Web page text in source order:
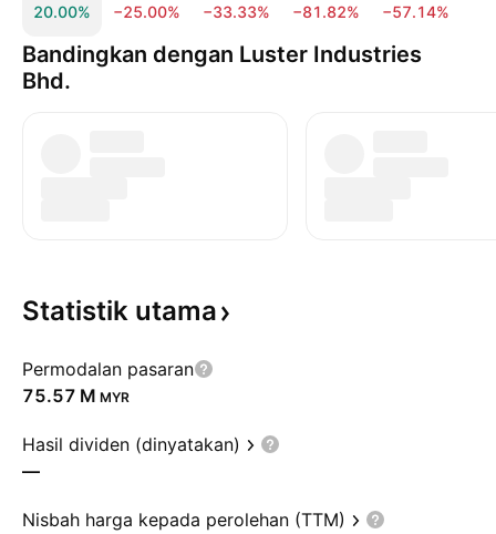
20.00%
−25.00%
−33.33%
−81.82%
−57.14%
Bandingkan dengan Luster Industries
Bhd.
Statistik utama
Permodalan pasaran
‪75.57 M‬ MYR
Hasil dividen (dinyatakan)
—
Nisbah harga kepada perolehan (TTM)